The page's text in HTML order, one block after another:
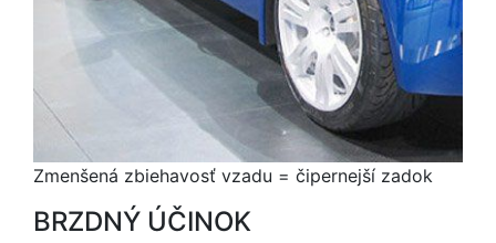
Zmenšená zbiehavosť vzadu = čipernejší zadok
BRZDNÝ ÚČINOK